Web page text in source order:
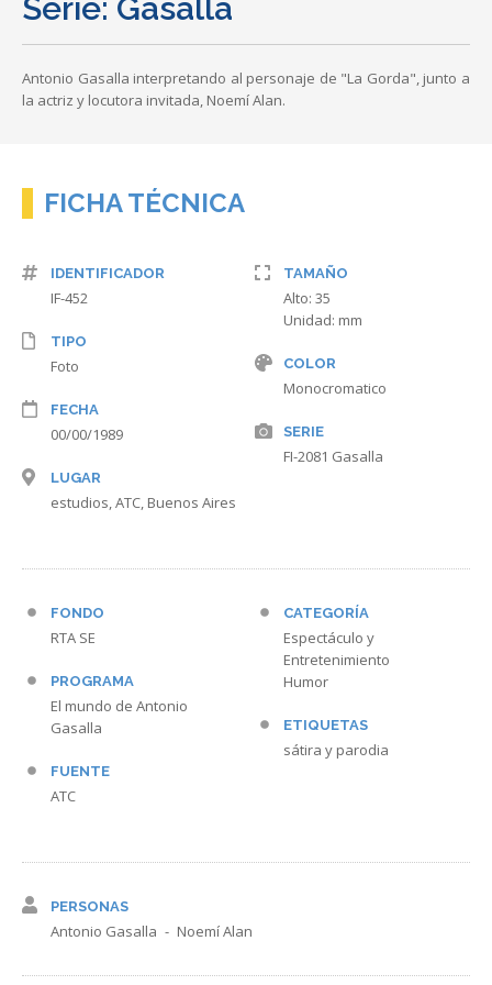
Serie: Gasalla
Antonio Gasalla interpretando al personaje de "La Gorda", junto a
la actriz y locutora invitada, Noemí Alan.
FICHA TÉCNICA
IDENTIFICADOR
IF-452
TIPO
Foto
FECHA
00/00/1989
LUGAR
estudios, ATC, Buenos Aires
TAMAÑO
Alto: 35
Unidad: mm
COLOR
Monocromatico
SERIE
FI-2081 Gasalla
FONDO
RTA SE
PROGRAMA
El mundo de Antonio
Gasalla
FUENTE
ATC
CATEGORÍA
Espectáculo y
Entretenimiento
Humor
ETIQUETAS
sátira y parodia
PERSONAS
Antonio Gasalla Noemí Alan